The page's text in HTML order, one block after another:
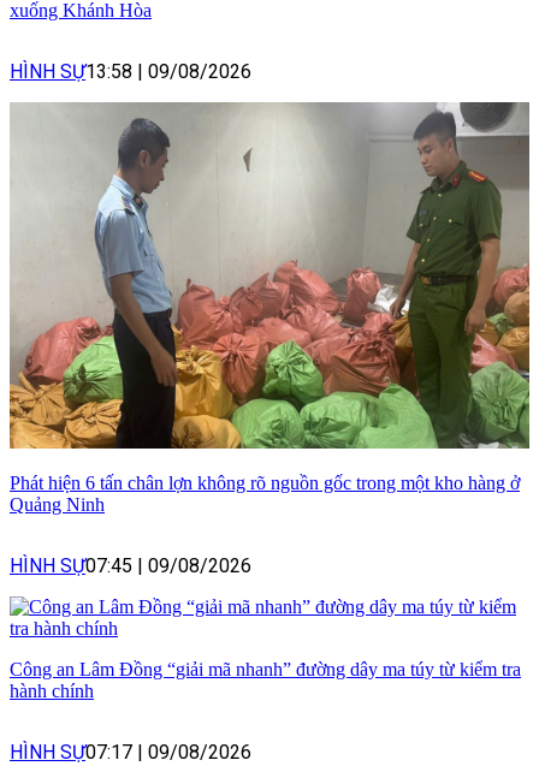
xuống Khánh Hòa
HÌNH SỰ13:58 09/08/2026
Phát hiện 6 tấn chân lợn không rõ nguồn gốc trong một kho hàng ở
Quảng Ninh
HÌNH SỰ07:45 09/08/2026
Công an Lâm Đồng “giải mã nhanh” đường dây ma túy từ kiểm tra
hành chính
HÌNH SỰ07:17 09/08/2026